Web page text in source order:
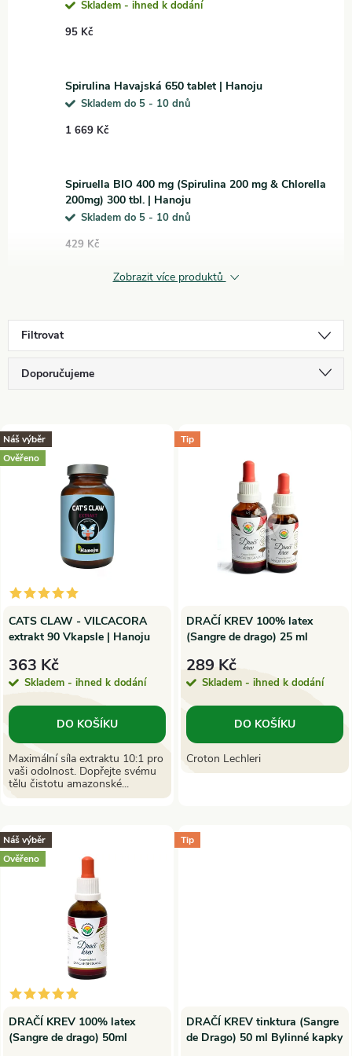
později ztmavne a vytvoří krusty. Ty nakonec odpadnou, a kůže pod
Pásový opar je onemocnění, které vyžaduje léčbu a odbornou péči.
Pokud máte podezření na pásový opar, obraťte se na svého lékaře,
který vám může doporučit vhodnou terapii a léky k rychlejšímu
Mezi nejznámější bylinné pomocníky s antivirotickým působením
BEZINKA,ECHINACEA ,MĚSÍČEK
LICHOŘEŘIŠNICE, česnek, zázvor, cibule,..
VILCACORA,DRAČÍ KREV,ČERNUCHA
Skladem - ihned k dodání
95 Kč
Spirulina Havajská 650 tablet | Hanoju
Skladem do 5 - 10 dnů
1 669 Kč
Spiruella BIO 400 mg (Spirulina 200 mg & Chlorella
200mg) 300 tbl. | Hanoju
Skladem do 5 - 10 dnů
429 Kč
Zobrazit více produktů
Filtrovat
Ř
z
p
r
o
d
u
k
t
Doporučujeme
Nejdražší
Nejprodávanější
Abecedně
V
ý
s
p
r
o
d
u
k
t
Náš výběr
Ověřeno
CATS CLAW - VILCACORA
extrakt 90 Vkapsle | Hanoju
363 Kč
Skladem - ihned k dodání
DO KOŠÍKU
Maximální síla extraktu 10:1 pro
vaši odolnost. Dopřejte svému
tělu čistotu amazonské...
Tip
DRAČÍ KREV 100% latex
(Sangre de drago) 25 ml
289 Kč
Skladem - ihned k dodání
DO KOŠÍKU
Croton Lechleri
Náš výběr
Ověřeno
DRAČÍ KREV 100% latex
(Sangre de drago) 50ml
Tip
DRAČÍ KREV tinktura (Sangre
de Drago) 50 ml Bylinné kapky